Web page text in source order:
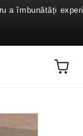
a îmbunătăți